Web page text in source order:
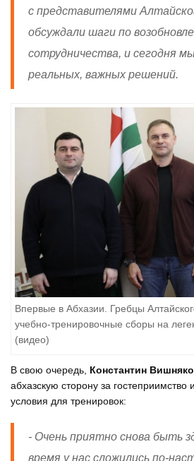
с представителями
обсуждали шаги по
сотрудничества, и сегодня
реальных, важных решений.
Впервые в Абхазии. Гребцы
учебно-тренировочные сборы на
(видео)
В свою очередь, Константин
абхазскую сторону за гостеприимство
условия для тренировок:
- Очень приятно снова быть
время у нас сложились по-